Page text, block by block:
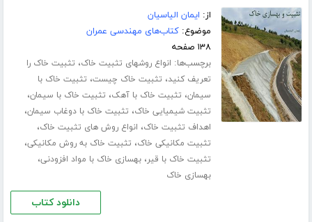
از: ایمان الیاسیان
موضوع:کتاب‌های مهندسی عمران
۱۳۸ صفحه
برچسب‌ها: انواع روشهای تثبیت خاک، تثبیت خاک را
تعریف کنید، تثبیت خاک چیست، تثبیت خاک با
سیمان، تثبیت خاک با آهک، تثبیت خاک با سیمان،
تثبیت شیمیایی خاک، تثبیت خاک با دوغاب سیمان،
اهداف تثبیت خاک، انواع روش های تثبیت خاک،
تثبیت مکانیکی خاک، تثبیت خاک به روش مکانیکی،
تثبیت خاک با قیر،بهسازی خاک با مواد افزودنی،
بهسازی خاک
دانلود کتاب